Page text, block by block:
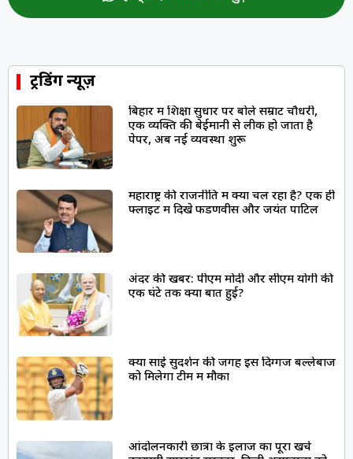
ट्रेंडिंग न्यूज़
बिहार में शिक्षा सुधार पर बोले सम्राट चौधरी,
एक व्यक्ति की बेईमानी से लीक हो जाता है
पेपर, अब नई व्यवस्था शुरू
महाराष्ट्र की राजनीति में क्या चल रहा है? एक ही
फ्लाइट में दिखे फडणवीस और जयंत पाटिल
अंदर की खबर: पीएम मोदी और सीएम योगी की
एक घंटे तक क्या बात हुई?
क्या साईं सुदर्शन की जगह इस दिग्गज बल्लेबाज
को मिलेगा टीम में मौका
आंदोलनकारी छात्रों के इलाज का पूरा खर्च